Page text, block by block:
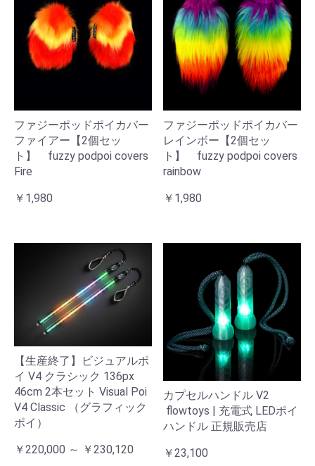
ファジーポッドポイカバー
ファイアー【2個セッ
ト】 fuzzy podpoi covers
Fire
￥1,980
ファジーポッドポイカバー
レインボー【2個セッ
ト】 fuzzy podpoi covers
rainbow
￥1,980
【生産終了】ビジュアルポ
イ V4 クラシック 136px
46cm 2本セット Visual Poi
V4 Classic （グラフィック
ポイ）
￥220,000 ～ ￥230,120
カプセルハンドル V2
flowtoys | 充電式 LEDポイ
ハンドル 正規販売店
￥23,100